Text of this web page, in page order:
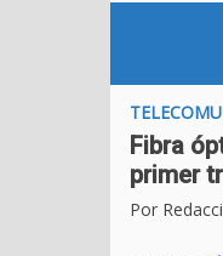
Fibra
primer
Por